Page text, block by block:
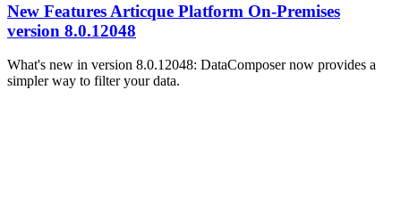
New Features Articque Platform On-Premises
version 8.0.12048
What's new in version 8.0.12048: DataComposer now provides a
simpler way to filter your data.